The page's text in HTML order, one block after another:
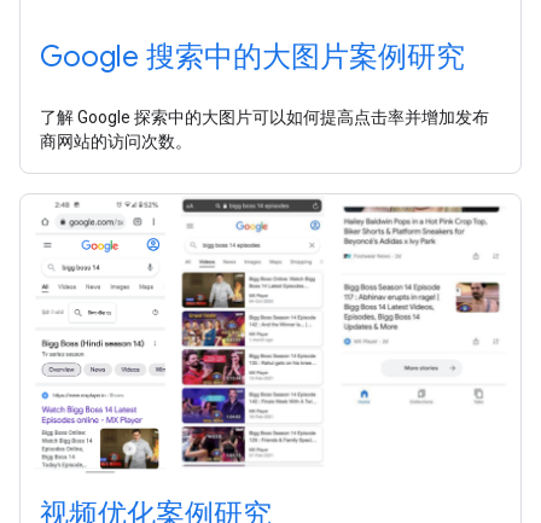
Google 搜索中的大图片案例研究
了解 Google 探索中的大图片可以如何提高点击率并增加发布
商网站的访问次数。
视频优化案例研究